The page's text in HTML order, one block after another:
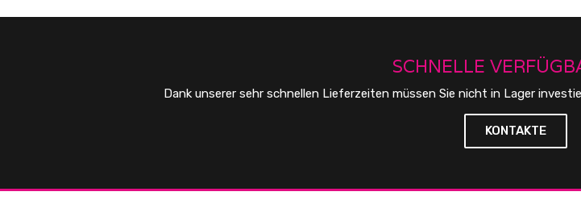
SCHNELLE
Dank unserer sehr schnellen Lieferzeiten müssen Sie nicht in Lager
KONTAKTE